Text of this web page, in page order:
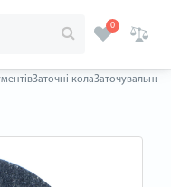
0
Заточні колаЗаточувальний